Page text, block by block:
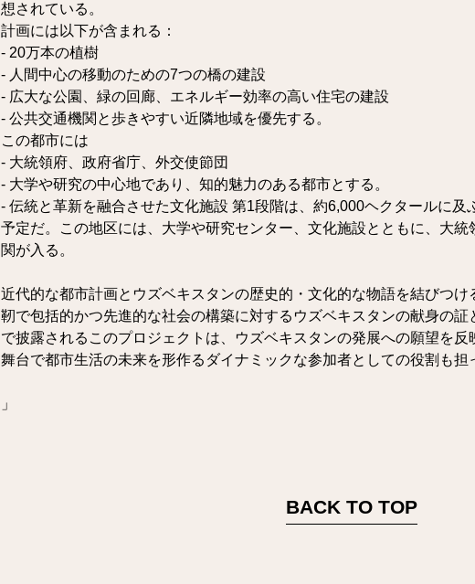
想されている。
計画には以下が含まれる：
- 20万本の植樹
- 人間中心の移動のための7つの橋の建設
- 広大な公園、緑の回廊、エネルギー効率の高い住宅の建設
- 公共交通機関と歩きやすい近隣地域を優先する。
この都市には
- 大統領府、政府省庁、外交使節団
- 大学や研究の中心地であり、知的魅力のある都市とする。
- 伝統と革新を融合させた文化施設 第1段階は、約6,000ヘクタールに及
予定だ。この地区には、大学や研究センター、文化施設とともに、大
関が入る。
近代的な都市計画とウズベキスタンの歴史的・文化的な物語を結びつ
靭で包括的かつ先進的な社会の構築に対するウズベキスタンの献身の
で披露されるこのプロジェクトは、ウズベキスタンの発展への願望を
舞台で都市生活の未来を形作るダイナミックな参加者としての役割も担
」
BACK TO TOP